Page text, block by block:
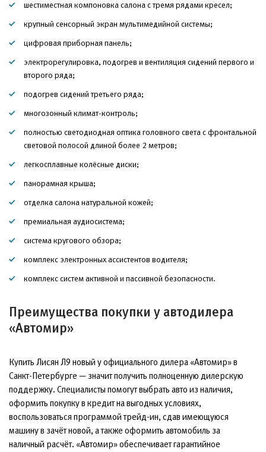
шестиместная компоновка салона с тремя рядами кресел;
крупный сенсорный экран мультимедийной системы;
цифровая приборная панель;
электрорегулировка, подогрев и вентиляция сидений первого и
второго ряда;
подогрев сидений третьего ряда;
многозонный климат-контроль;
полностью светодиодная оптика головного света с фронтальной
световой полосой длиной более 2 метров;
легкосплавные колёсные диски;
панорамная крыша;
отделка салона натуральной кожей;
премиальная аудиосистема;
система кругового обзора;
комплекс электронных ассистентов водителя;
комплекс систем активной и пассивной безопасности.
Преимущества покупки у автодилера
«Автомир»
Купить Лисян Л9 новый у официального дилера «Автомир» в
Санкт-Петербурге — значит получить полноценную дилерскую
поддержку. Специалисты помогут выбрать авто из наличия,
оформить покупку в кредит на выгодных условиях,
воспользоваться программой трейд-ин, сдав имеющуюся
машину в зачёт новой, а также оформить автомобиль за
наличный расчёт. «Автомир» обеспечивает гарантийное